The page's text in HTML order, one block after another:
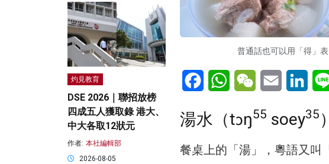
普通話也可以用「得」
FacebookWhatsAppWeChatEmail
湯水（tɔŋ55 soey35 ）
餐桌上的「湯」，粵語又叫
灼見教育
DSE 2026｜聯招放榜
四成五人獲取錄 港大、
中大各取12狀元
作者: 本社編輯部
2026-08-05